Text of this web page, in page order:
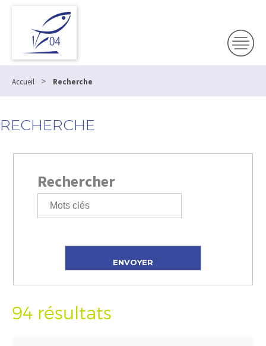
Accueil > Recherche
RECHERCHE
Rechercher
94 résultats